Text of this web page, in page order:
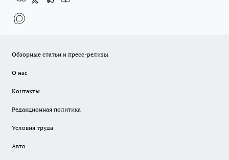
Обзорные статьи и пресс-релизы
О нас
Контакты
Редакционная политика
Условия труда
Авто